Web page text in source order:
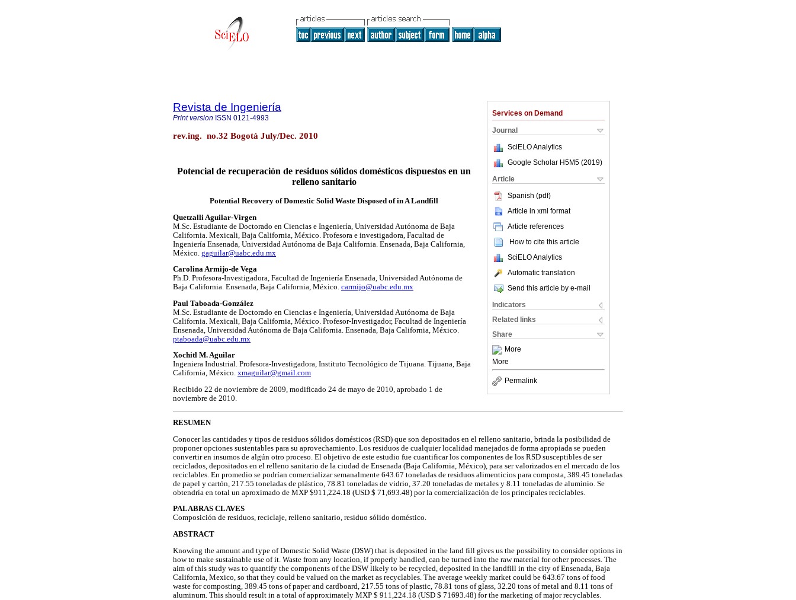
Services on Demand
Journal
SciELO Analytics
Google Scholar H5M5 (2019)
Article
Spanish (pdf)
Article in xml format
Article references
How to cite this article
SciELO Analytics
Automatic translation
Send this article by e-mail
Indicators
Related links
Share
More
More
Permalink
Revista de Ingeniería
Print version ISSN 0121-4993
rev.ing. no.32 Bogotá July/Dec. 2010
Potencial de recuperación de residuos sólidos domésticos dispuestos en un
relleno sanitario
Potential Recovery of Domestic Solid Waste Disposed of in A Landfill
Quetzalli Aguilar-Virgen
M.Sc. Estudiante de Doctorado en Ciencias e Ingeniería, Universidad Autónoma de Baja
California. Mexicali, Baja California, México. Profesora e investigadora, Facultad de
Ingeniería Ensenada, Universidad Autónoma de Baja California. Ensenada, Baja California,
México. gaguilar@uabc.edu.mx
Carolina Armijo-de Vega
Ph.D. Profesora-Investigadora, Facultad de Ingeniería Ensenada, Universidad Autónoma de
Baja California. Ensenada, Baja California, México. carmijo@uabc.edu.mx
Paul Taboada-González
M.Sc. Estudiante de Doctorado en Ciencias e Ingeniería, Universidad Autónoma de Baja
California. Mexicali, Baja California, México. Profesor-Investigador, Facultad de Ingeniería
Ensenada, Universidad Autónoma de Baja California. Ensenada, Baja California, México.
ptaboada@uabc.edu.mx
Xochitl M. Aguilar
Ingeniera Industrial. Profesora-Investigadora, Instituto Tecnológico de Tijuana. Tijuana, Baja
California, México. xmaguilar@gmail.com
Recibido 22 de noviembre de 2009, modificado 24 de mayo de 2010, aprobado 1 de
noviembre de 2010.
RESUMEN
Conocer las cantidades y tipos de residuos sólidos domésticos (RSD) que son depositados en el relleno sanitario, brinda la posibilidad de
proponer opciones sustentables para su aprovechamiento. Los residuos de cualquier localidad manejados de forma apropiada se pueden
convertir en insumos de algún otro proceso. El objetivo de este estudio fue cuantificar los componentes de los RSD susceptibles de ser
reciclados, depositados en el relleno sanitario de la ciudad de Ensenada (Baja California, México), para ser valorizados en el mercado de los
reciclables. En promedio se podrían comercializar semanalmente 643.67 toneladas de residuos alimenticios para composta, 389.45 toneladas
de papel y cartón, 217.55 toneladas de plástico, 78.81 toneladas de vidrio, 37.20 toneladas de metales y 8.11 toneladas de aluminio. Se
obtendría en total un aproximado de MXP $911,224.18 (USD $ 71,693.48) por la comercialización de los principales reciclables.
PALABRAS CLAVES
Composición de residuos, reciclaje, relleno sanitario, residuo sólido doméstico.
ABSTRACT
Knowing the amount and type of Domestic Solid Waste (DSW) that is deposited in the land fill gives us the possibility to consider options in
how to make sustainable use of it. Waste from any location, if properly handled, can be turned into the raw material for other processes. The
aim of this study was to quantify the components of the DSW likely to be recycled, deposited in the landfill in the city of Ensenada, Baja
California, Mexico, so that they could be valued on the market as recyclables. The average weekly market could be 643.67 tons of food
waste for composting, 389.45 tons of paper and cardboard, 217.55 tons of plastic, 78.81 tons of glass, 32.20 tons of metal and 8.11 tons of
aluminum. This should result in a total of approximately MXP $ 911,224.18 (USD $ 71693.48) for the marketing of major recyclables.